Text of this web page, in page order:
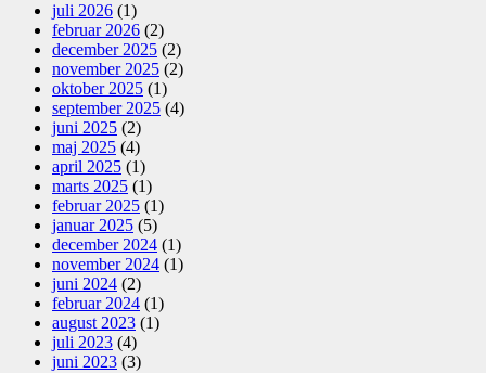
juli 2026 (1)
februar 2026 (2)
december 2025 (2)
november 2025 (2)
oktober 2025 (1)
september 2025 (4)
juni 2025 (2)
maj 2025 (4)
april 2025 (1)
marts 2025 (1)
februar 2025 (1)
januar 2025 (5)
december 2024 (1)
november 2024 (1)
juni 2024 (2)
februar 2024 (1)
august 2023 (1)
juli 2023 (4)
juni 2023 (3)